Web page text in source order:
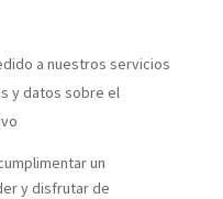
a nuestros servicios
y datos sobre el
un
y disfrutar de